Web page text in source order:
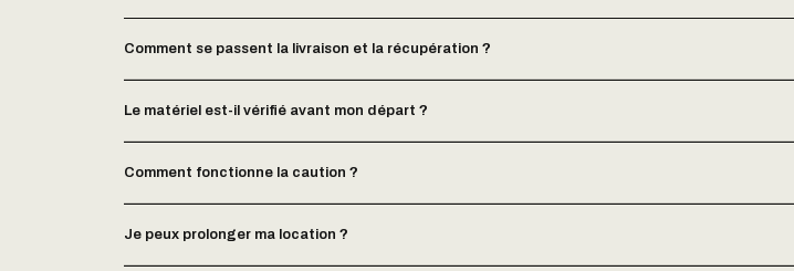
Comment se passent la livraison et la récupération ?
Le matériel est-il vérifié avant mon départ ?
Comment fonctionne la caution ?
Je peux prolonger ma location ?